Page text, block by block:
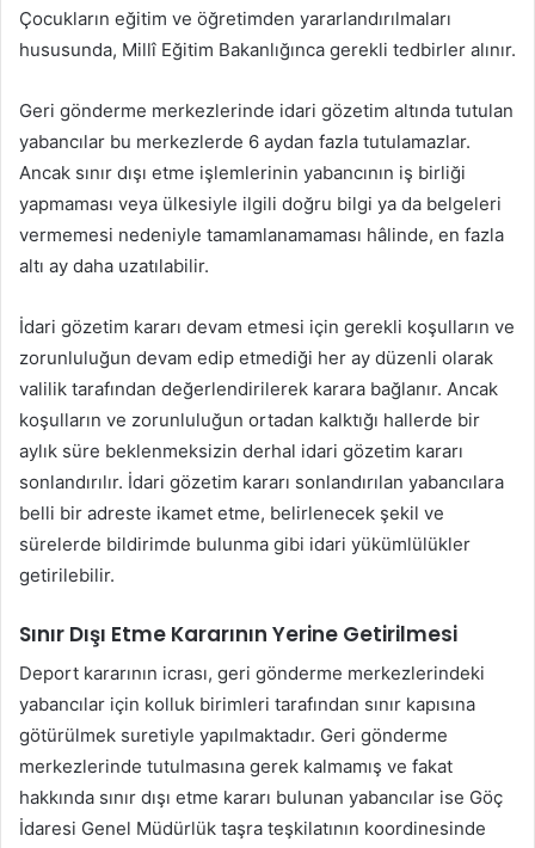
Çocukların eğitim ve öğretimden yararlandırılmaları
hususunda, Millî Eğitim Bakanlığınca gerekli tedbirler alınır.
Geri gönderme merkezlerinde idari gözetim altında tutulan
yabancılar bu merkezlerde 6 aydan fazla tutulamazlar.
Ancak sınır dışı etme işlemlerinin yabancının iş birliği
yapmaması veya ülkesiyle ilgili doğru bilgi ya da belgeleri
vermemesi nedeniyle tamamlanamaması hâlinde, en fazla
altı ay daha uzatılabilir.
İdari gözetim kararı devam etmesi için gerekli koşulların ve
zorunluluğun devam edip etmediği her ay düzenli olarak
valilik tarafından değerlendirilerek karara bağlanır. Ancak
koşulların ve zorunluluğun ortadan kalktığı hallerde bir
aylık süre beklenmeksizin derhal idari gözetim kararı
sonlandırılır. İdari gözetim kararı sonlandırılan yabancılara
belli bir adreste ikamet etme, belirlenecek şekil ve
sürelerde bildirimde bulunma gibi idari yükümlülükler
getirilebilir.
Sınır Dışı Etme Kararının Yerine Getirilmesi
Deport kararının icrası, geri gönderme merkezlerindeki
yabancılar için kolluk birimleri tarafından sınır kapısına
götürülmek suretiyle yapılmaktadır. Geri gönderme
merkezlerinde tutulmasına gerek kalmamış ve fakat
hakkında sınır dışı etme kararı bulunan yabancılar ise Göç
İdaresi Genel Müdürlük taşra teşkilatının koordinesinde